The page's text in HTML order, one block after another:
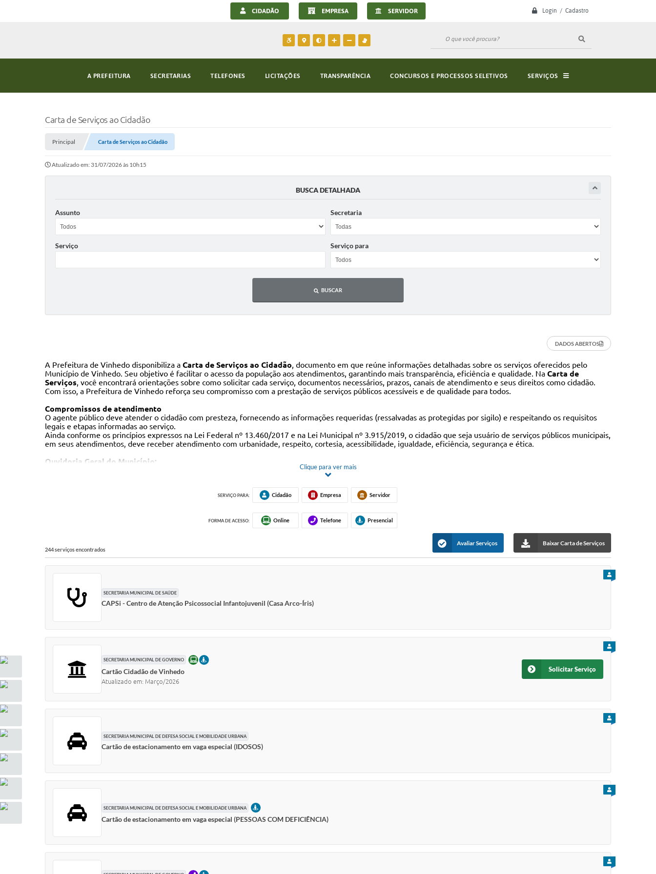
Login / Cadastro
CIDADÃO EMPRESA SERVIDOR
A PREFEITURA SECRETARIAS TELEFONES LICITAÇÕES TRANSPARÊNCIA CONCURSOS E PROCESSOS SELETIVOS SERVIÇOS
Carta de Serviços ao Cidadão
Principal Carta de Serviços ao Cidadão
Atualizado em: 31/07/2026 às 10h15
BUSCA DETALHADA
Assunto Secretaria
Serviço Serviço para
BUSCAR
DADOS ABERTOS
A Prefeitura de Vinhedo disponibiliza a Carta de Serviços ao Cidadão, documento em que reúne informações detalhadas sobre os serviços oferecidos pelo
Município de Vinhedo. Seu objetivo é facilitar o acesso da população aos atendimentos, garantindo mais transparência, eficiência e qualidade. Na Carta de
Serviços, você encontrará orientações sobre como solicitar cada serviço, documentos necessários, prazos, canais de atendimento e seus direitos como cidadão.
Com isso, a Prefeitura de Vinhedo reforça seu compromisso com a prestação de serviços públicos acessíveis e de qualidade para todos.
Compromissos de atendimento
O agente público deve atender o cidadão com presteza, fornecendo as informações requeridas (ressalvadas as protegidas por sigilo) e respeitando os requisitos
legais e etapas informadas ao serviço.
Ainda conforme os princípios expressos na Lei Federal nº 13.460/2017 e na Lei Municipal nº 3.915/2019, o cidadão que seja usuário de serviços públicos municipais,
em seus atendimentos, deve receber atendimento com urbanidade, respeito, cortesia, acessibilidade, igualdade, eficiência, segurança e ética.
Ouvidoria Geral do Município:
- Presencial ou por carta no endereço: Rua João Corazzari, 394, Centro, Vinhedo, Cep: 13280-091;
e-mail, ouFala.BR).
Clique para ver mais
SERVIÇO PARA: Cidadão Empresa Servidor
FORMA DE ACESSO: Online Telefone Presencial
244 serviços encontrados
Avaliar Serviços Baixar Carta de Serviços
SECRETARIA MUNICIPAL DE SAÚDE
CAPSi - Centro de Atenção Psicossocial Infantojuvenil (Casa Arco-Íris)
PARA CIDADÃO
SECRETARIA MUNICIPAL DE GOVERNO ONLINEPRESENCIAL
Cartão Cidadão de Vinhedo
Atualizado em: Março/2026
PARA CIDADÃO
Solicitar Serviço
SECRETARIA MUNICIPAL DE DEFESA SOCIAL E MOBILIDADE URBANA
Cartão de estacionamento em vaga especial (IDOSOS)
PARA CIDADÃO
SECRETARIA MUNICIPAL DE DEFESA SOCIAL E MOBILIDADE URBANA PRESENCIAL
Cartão de estacionamento em vaga especial (PESSOAS COM DEFICIÊNCIA)
PARA CIDADÃO
PARA CIDADÃO